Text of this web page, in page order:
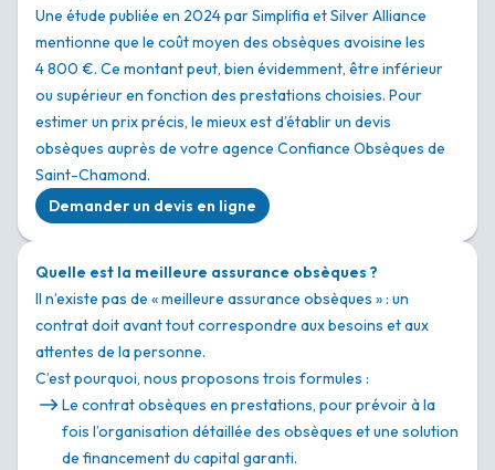
Une étude publiée en 2024 par Simplifia et Silver Alliance
mentionne que le coût moyen des obsèques avoisine les
4 800 €. Ce montant peut, bien évidemment, être inférieur
ou supérieur en fonction des prestations choisies. Pour
estimer un prix précis, le mieux est d’établir un devis
obsèques auprès de votre agence Confiance Obsèques de
Saint-Chamond.
Demander un devis en ligne
Quelle est la meilleure assurance obsèques ?
Il n’existe pas de « meilleure assurance obsèques » : un
contrat doit avant tout correspondre aux besoins et aux
attentes de la personne.
C’est pourquoi, nous proposons trois formules :
Le contrat obsèques en prestations, pour prévoir à la
fois l’organisation détaillée des obsèques et une solution
de financement du capital garanti.